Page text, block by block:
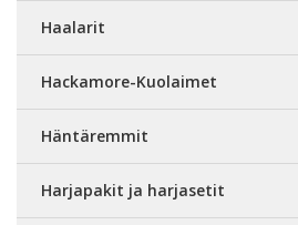
Haalarit
Hackamore-Kuolaimet
Häntäremmit
Harjapakit ja harjasetit